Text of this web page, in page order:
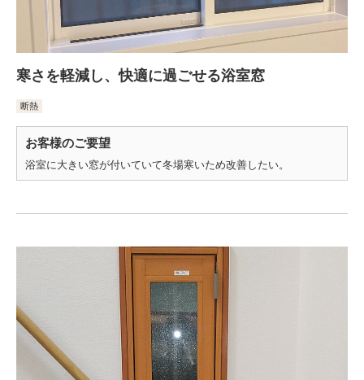
寒さを軽減し、快適に過ごせる浴室窓
断熱
お客様のご要望
浴室に大きい窓が付いていて冬場寒いため改善したい。